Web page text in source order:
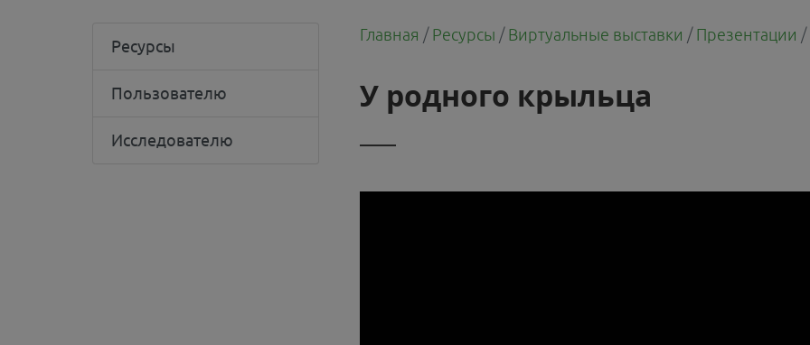
Ресурсы
Пользователю
Исследователю
Главная / Ресурсы / Виртуальные выставки / Презентации /
У родного крыльца